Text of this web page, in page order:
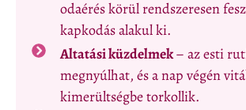
odaérés körül rendszeresen
kapkodás alakul ki.
Altatási küzdelmek– az esti
megnyúlhat, és a nap végén
kimerültségbe torkollik.